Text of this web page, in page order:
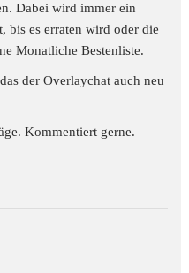
Dabei wird immer ein
bis es erraten wird oder die
Monatliche Bestenliste.
der Overlaychat auch neu
Kommentiert gerne.